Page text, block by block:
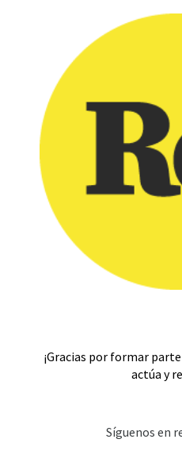
¡Gracias por formar
actúa y
Síguenos en